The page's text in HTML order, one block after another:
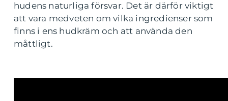
hudens naturliga försvar. Det är därför viktigt
att vara medveten om vilka ingredienser som
finns i ens hudkräm och att använda den
måttligt.